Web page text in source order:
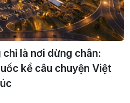
chỉ là nơi dừng chân:
kể câu chuyện Việt